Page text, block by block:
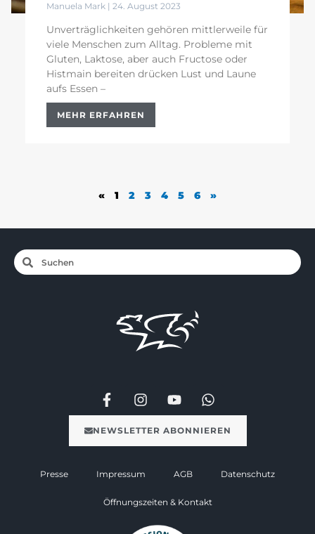
Manuela Mark 24. August 2023
Unverträglichkeiten gehören mittlerweile für
viele Menschen zum Alltag. Probleme mit
Gluten, Laktose, aber auch Fructose oder
Histmain bereiten drücken Lust und Laune
aufs Essen –
MEHR ERFAHREN
« 1 2 3 4 5 6 »
NEWSLETTER ABONNIEREN
Presse Impressum AGB Datenschutz
Öffnungszeiten & Kontakt